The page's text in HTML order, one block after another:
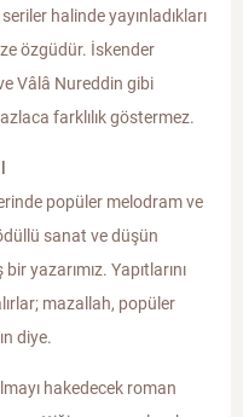
halinde yayınladıkları
özgüdür. İskender
Vâlâ Nureddin gibi
farklılık göstermez.
popüler melodram ve
sanat ve düşün
yazarımız. Yapıtlarını
mazallah, popüler
diye.
hakedecek roman